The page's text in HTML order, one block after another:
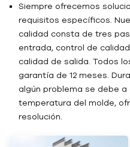
Siempre ofrecemos
requisitos específicos.
calidad consta de tres
entrada, control de
calidad de salida. Todos
garantía de 12 meses.
algún problema se debe
temperatura del molde,
resolución.